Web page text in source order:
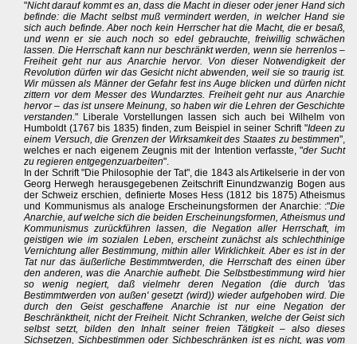
"Nicht darauf kommt es an, dass die Macht in dieser oder jener Hand sich
befinde: die Macht selbst muß vermindert werden, in welcher Hand sie
sich auch befinde. Aber noch kein Herrscher hat die Macht, die er besaß,
und wenn er sie auch noch so edel gebrauchte, freiwillig schwächen
lassen. Die Herrschaft kann nur beschränkt werden, wenn sie herrenlos –
Freiheit geht nur aus Anarchie hervor. Von dieser Notwendigkeit der
Revolution dürfen wir das Gesicht nicht abwenden, weil sie so traurig ist.
Wir müssen als Männer der Gefahr fest ins Auge blicken und dürfen nicht
zittern vor dem Messer des Wundarztes. Freiheit geht nur aus Anarchie
hervor – das ist unsere Meinung, so haben wir die Lehren der Geschichte
verstanden." Liberale Vorstellungen lassen sich auch bei Wilhelm von
Humboldt (1767 bis 1835) finden, zum Beispiel in seiner Schrift "Ideen zu
einem Versuch, die Grenzen der Wirksamkeit des Staates zu bestimmen",
welches er nach eigenem Zeugnis mit der Intention verfasste, "der Sucht
zu regieren entgegenzuarbeiten".
In der Schrift "Die Philosophie der Tat", die 1843 als Artikelserie in der von
Georg Herwegh herausgegebenen Zeitschrift Einundzwanzig Bogen aus
der Schweiz erschien, definierte Moses Hess (1812 bis 1875) Atheismus
und Kommunismus als analoge Erscheinungsformen der Anarchie: :"Die
Anarchie, auf welche sich die beiden Erscheinungsformen, Atheismus und
Kommunismus zurückführen lassen, die Negation aller Herrschaft, im
geistigen wie im sozialen Leben, erscheint zunächst als schlechthinige
Vernichtung aller Bestimmung, mithin aller Wirklichkeit. Aber es ist in der
Tat nur das äußerliche Bestimmtwerden, die Herrschaft des einen über
den anderen, was die Anarchie aufhebt. Die Selbstbestimmung wird hier
so wenig negiert, daß vielmehr deren Negation (die durch 'das
Bestimmtwerden von außen' gesetzt (wird)) wieder aufgehoben wird. Die
durch den Geist geschaffene Anarchie ist nur eine Negation der
Beschränktheit, nicht der Freiheit. Nicht Schranken, welche der Geist sich
selbst setzt, bilden den Inhalt seiner freien Tätigkeit – also dieses
Sichsetzen, Sichbestimmen oder Sichbeschränken ist es nicht, was vom